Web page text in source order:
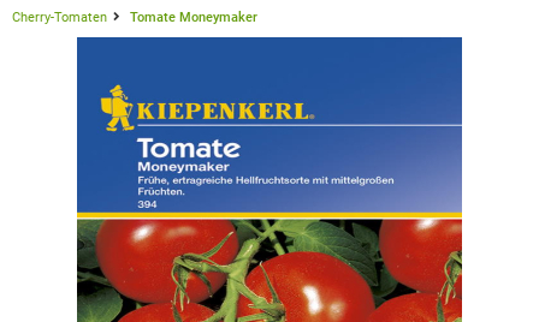
Cherry-Tomaten
Tomate Moneymaker